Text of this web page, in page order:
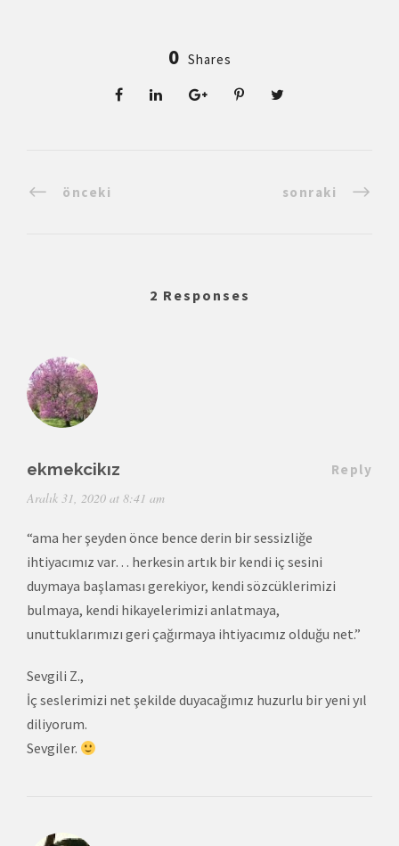
0 Shares
önceki sonraki
2 Responses
ekmekcikız
Aralık 31, 2020 at 8:41 am
Reply
“ama her şeyden önce bence derin bir sessizliğe
ihtiyacımız var… herkesin artık bir kendi iç sesini
duymaya başlaması gerekiyor, kendi sözcüklerimizi
bulmaya, kendi hikayelerimizi anlatmaya,
unuttuklarımızı geri çağırmaya ihtiyacımız olduğu net.”
Sevgili Z.,
İç seslerimizi net şekilde duyacağımız huzurlu bir yeni yıl
diliyorum.
Sevgiler.